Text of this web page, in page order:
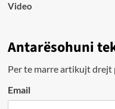
Video
Antarësohuni
Per te marre artikujt drejt
Email